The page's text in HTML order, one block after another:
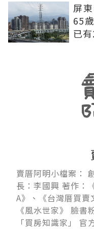
屏
65
已
賣厝阿明小檔案：
長：李國興 著作：
A》、《台灣厝買賣
《風水世家》 臉書
「買房知識家」 官